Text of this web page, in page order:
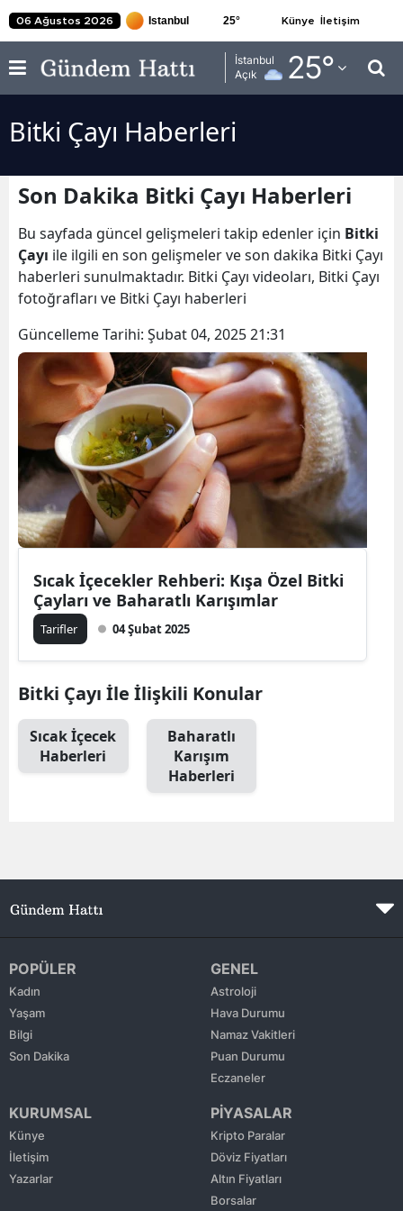
06 Ağustos 2026 25° Künye İletişim
İstanbul
Açık
25°
Adana
Adıyaman
Amasya
Ankara
Antalya
Aydın
Balıkesir
Bilecik
Bingöl
Bitlis
Burdur
Bursa
Çorum
Diyarbakır
Erzurum
Eskişehir
Gaziantep
Giresun
Gümüşhane
Hatay
Isparta
Bitki Çayı Haberleri
Son Dakika Bitki Çayı Haberleri
Bu sayfada güncel gelişmeleri takip edenler için Bitki
Çayı ile ilgili en son gelişmeler ve son dakika Bitki Çayı
haberleri sunulmaktadır. Bitki Çayı videoları, Bitki Çayı
fotoğrafları ve Bitki Çayı haberleri
Güncelleme Tarihi: Şubat 04, 2025 21:31
Sıcak İçecekler Rehberi: Kışa Özel Bitki
Çayları ve Baharatlı Karışımlar
Tarifler 04 Şubat 2025
Bitki Çayı İle İlişkili Konular
Sıcak İçecek
Haberleri
Baharatlı
Karışım
Haberleri
POPÜLER
Kadın
Yaşam
Bilgi
Son Dakika
GENEL
Astroloji
Hava Durumu
Namaz Vakitleri
Puan Durumu
Eczaneler
KURUMSAL
Künye
İletişim
Yazarlar
PİYASALAR
Kripto Paralar
Döviz Fiyatları
Altın Fiyatları
Borsalar